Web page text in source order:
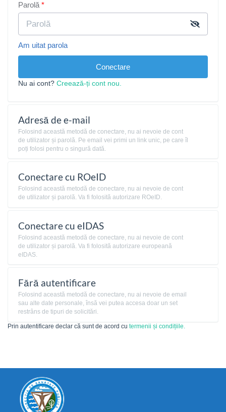
Parolă
Am uitat parola
Conectare
Nu ai cont? Creează-ți cont nou.
Adresă de e-mail
Folosind această metodă de conectare, nu ai nevoie de cont
de utilizator și parolă. Pe email vei primi un link unic, pe care îl
poți folosi pentru o singură dată.
Conectare cu ROeID
Folosind această metodă de conectare, nu ai nevoie de cont
de utilizator și parolă. Va fi folosită autorizare ROeID.
Conectare cu eIDAS
Folosind această metodă de conectare, nu ai nevoie de cont
de utilizator și parolă. Va fi folosită autorizare europeană
eIDAS.
Fără autentificare
Folosind această metodă de conectare, nu ai nevoie de email
sau alte date personale, însă vei putea accesa doar un set
restrâns de tipuri de solicitări.
Prin autentificare declar că sunt de acord cu termenii și condițiile.